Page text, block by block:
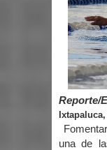
Reporte/
una de